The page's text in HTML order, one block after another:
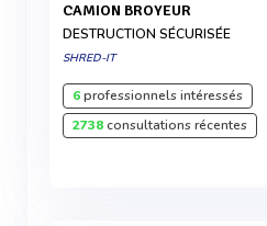
CAMION BROYEUR
DESTRUCTION SÉCURISÉE
SHRED-IT
6professionnels intéressés
2738consultations récentes